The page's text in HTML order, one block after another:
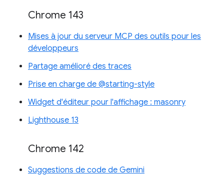
Chrome 143
Mises à jour du serveur MCP des outils pour les
développeurs
Partage amélioré des traces
Prise en charge de @starting-style
Widget d'éditeur pour l'affichage : masonry
Lighthouse 13
Chrome 142
Suggestions de code de Gemini